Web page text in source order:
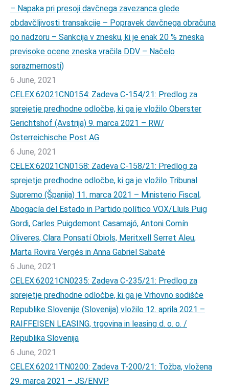
– Napaka pri presoji davčnega zavezanca glede
obdavčljivosti transakcije – Popravek davčnega obračuna
po nadzoru – Sankcija v znesku, ki je enak 20 % zneska
previsoke ocene zneska vračila DDV – Načelo
sorazmernosti)
6 June, 2021
CELEX:62021CN0154: Zadeva C-154/21: Predlog za
sprejetje predhodne odločbe, ki ga je vložilo Oberster
Gerichtshof (Avstrija) 9. marca 2021 – RW/
Österreichische Post AG
6 June, 2021
CELEX:62021CN0158: Zadeva C-158/21: Predlog za
sprejetje predhodne odločbe, ki ga je vložilo Tribunal
Supremo (Španija) 11. marca 2021 – Ministerio Fiscal,
Abogacía del Estado in Partido político VOX/Lluís Puig
Gordi, Carles Puigdemont Casamajó, Antoni Comín
Oliveres, Clara Ponsatí Obiols, Meritxell Serret Aleu,
Marta Rovira Vergés in Anna Gabriel Sabaté
6 June, 2021
CELEX:62021CN0235: Zadeva C-235/21: Predlog za
sprejetje predhodne odločbe, ki ga je Vrhovno sodišče
Republike Slovenije (Slovenija) vložilo 12. aprila 2021 –
RAIFFEISEN LEASING, trgovina in leasing d. o. o. /
Republika Slovenija
6 June, 2021
CELEX:62021TN0200: Zadeva T-200/21: Tožba, vložena
29. marca 2021 – JS/ENVP